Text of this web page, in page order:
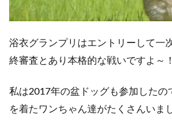
浴衣グランプリはエントリーして一
終審査とあり本格的な戦いですよ～！
私は2017年の盆ドッグも参加したの
を着たワンちゃん達がたくさんいま